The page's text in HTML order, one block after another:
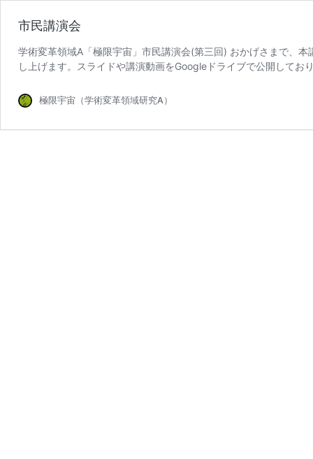
市民講演会
学術変革領域A「極限宇宙」市民講演会(第三回) おかげさまで、
し上げます。スライドや講演動画をGoogleドライブで公開して
極限宇宙（学術変革領域研究A）